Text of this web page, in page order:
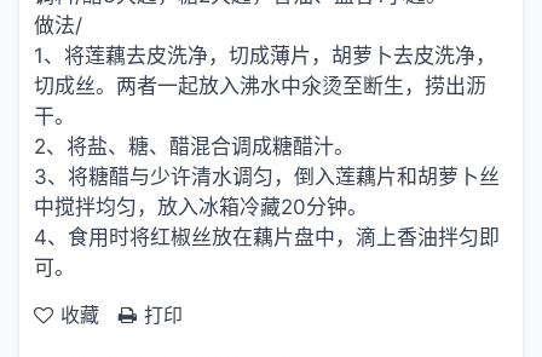
做法/
1、将莲藕去皮洗净，切成薄片，胡萝卜去皮洗净，
切成丝。两者一起放入沸水中氽烫至断生，捞出沥
干。
2、将盐、糖、醋混合调成糖醋汁。
3、将糖醋与少许清水调匀，倒入莲藕片和胡萝卜丝
中搅拌均匀，放入冰箱冷藏20分钟。
4、食用时将红椒丝放在藕片盘中，滴上香油拌匀即
可。
收藏
打印